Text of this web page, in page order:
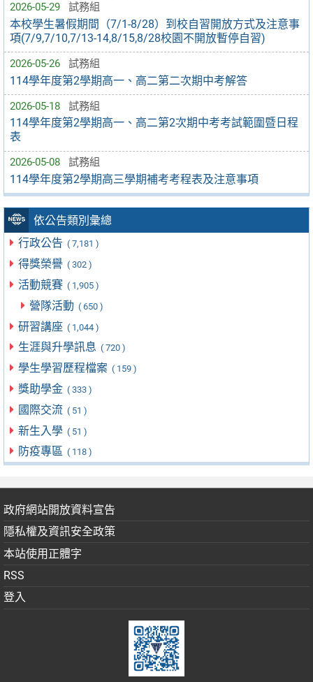
2026-05-29 試務組
本校學生暑假期間（7/1-8/28）到校自習開放方式及注意事
項(7/9,7/10,7/13-14,8/15,8/28校園不開放暫停自習)
2026-05-26 試務組
114學年度第2學期高一、高二第二次期中考解答
2026-05-18 試務組
114學年度第2學期高一、高二第2次期中考考試範圍暨日程
表
2026-05-08 試務組
114學年度第2學期高三學期補考考程表及注意事項
依公告類別彙總
行政公告 ( 7,181 )
得獎榮譽 ( 302 )
活動競賽 ( 1,905 )
營隊活動 ( 650 )
研習講座 ( 1,044 )
生涯與升學訊息 ( 720 )
學生學習歷程檔案 ( 159 )
獎助學金 ( 333 )
國際交流 ( 51 )
新生入學 ( 51 )
防疫專區 ( 118 )
政府網站開放資料宣告
隱私權及資訊安全政策
本站使用正體字
RSS
登入